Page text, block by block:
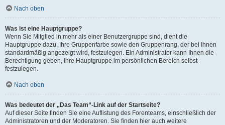
Nach oben
Was ist eine Hauptgruppe?
Wenn Sie Mitglied in mehr als einer Benutzergruppe sind, dient die
Hauptgruppe dazu, Ihre Gruppenfarbe sowie den Gruppenrang, der bei Ihnen
standardmäßig angezeigt wird, festzulegen. Ein Administrator kann Ihnen die
Berechtigung geben, Ihre Hauptgruppe im persönlichen Bereich selbst
festzulegen.
Nach oben
Was bedeutet der „Das Team“-Link auf der Startseite?
Auf dieser Seite finden Sie eine Auflistung des Forenteams, einschließlich der
Administratoren und der Moderatoren. Sie finden hier auch weitere